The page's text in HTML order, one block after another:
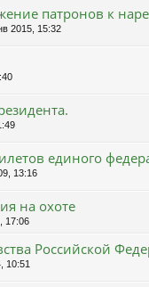
патронов к
2015, 15:32
единого
13:16
на охоте
17:06
Российской
10:51